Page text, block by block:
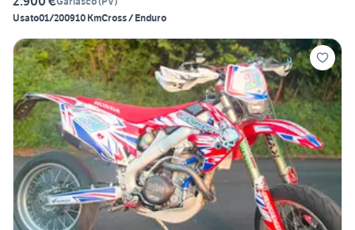
Usato01/200910 KmCross / Enduro